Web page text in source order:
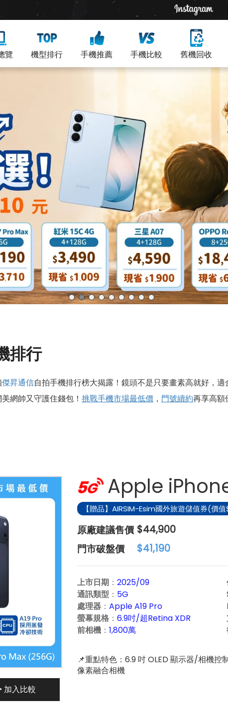
覽 機型排行 手機推薦 手機比較 舊機回收
排行
傑昇通信自拍手機排行榜大揭露！鏡頭不是只要畫素高就好，適
網帥又守護住錢包！ 挑戰手機市場最低價 ， 門號續約再享高額
加入比較
Apple
【贈品】AIRSIM-Esim國外旅遊儲值券(價
原
廠
建
售
$44,900
門
破
盤
價：
$41,190
上市日期： 2025/09
通訊類型： 5G
處理器： Apple A19 Pro
螢幕規格： 6.9吋/超Retina XDR
前相機： 1,800萬
📌重點特色：6.9 吋 OLED 顯示器/相機
像素融合相機